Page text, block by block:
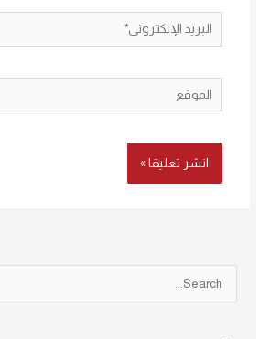
البريد
الإلكتروني*
الموقع